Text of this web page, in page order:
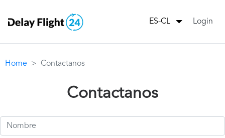
ES-CL Login
Home Contactanos
Contactanos